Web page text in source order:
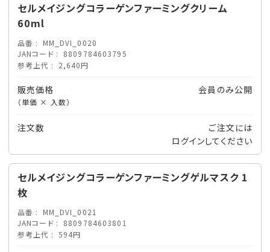
セルメイジングコラーゲンファーミングクリーム
60ml
品番
MM_DVI_0020
JANコード
8809784603795
参考上代
2,640円
販売価格
（単価 × 入数）
会員のみ公開
注文数
ご注文には
ログインしてください
セルメイジングコラーゲンファーミングゲルマスク 1
枚
品番
MM_DVI_0021
JANコード
8809784603801
参考上代
594円